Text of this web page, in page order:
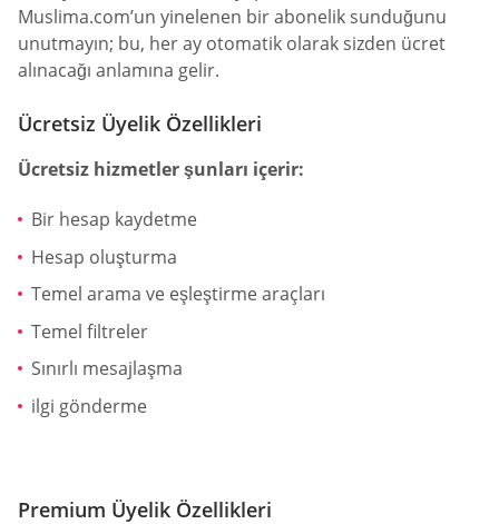
Muslima.com’un yinelenen bir abonelik sunduğunu
unutmayın; bu, her ay otomatik olarak sizden ücret
alınacağı anlamına gelir.
Ücretsiz Üyelik Özellikleri
Ücretsiz hizmetler şunları içerir:
Bir hesap kaydetme
Hesap oluşturma
Temel arama ve eşleştirme araçları
Temel filtreler
Sınırlı mesajlaşma
ilgi gönderme
Premium Üyelik Özellikleri